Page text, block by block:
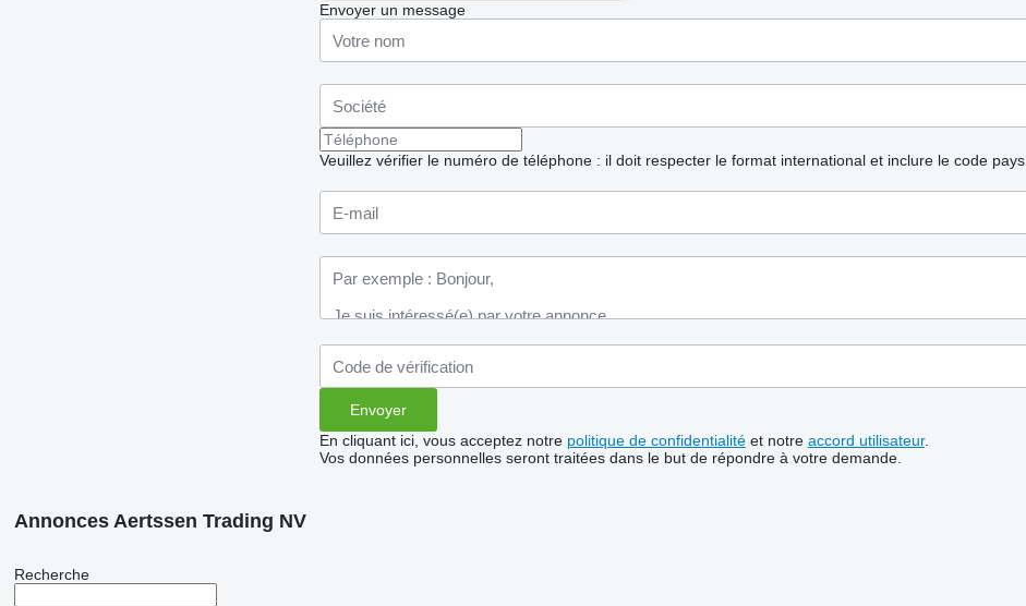
Envoyer un message
Veuillez vérifier le numéro de téléphone : il doit respecter le format international et inclure le code pays.
En cliquant ici, vous acceptez notre politique de confidentialitéet notre accord utilisateur.
Vos données personnelles seront traitées dans le but de répondre à votre demande.
Annonces Aertssen Trading NV
Recherche